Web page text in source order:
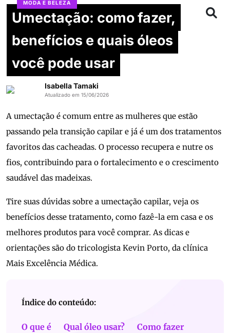
MODA E BELEZA
Umectação: como fazer,
benefícios e quais óleos
você pode usar
Isabella Tamaki
Atualizado em 15/06/2026
A umectação é comum entre as mulheres que estão
passando pela transição capilar e já é um dos tratamentos
favoritos das cacheadas. O processo recupera e nutre os
fios, contribuindo para o fortalecimento e o crescimento
saudável das madeixas.
Tire suas dúvidas sobre a umectação capilar, veja os
benefícios desse tratamento, como fazê-la em casa e os
melhores produtos para você comprar. As dicas e
orientações são do tricologista Kevin Porto, da clínica
Mais Excelência Médica.
Índice do conteúdo:
O que é Qual óleo usar? Como fazer